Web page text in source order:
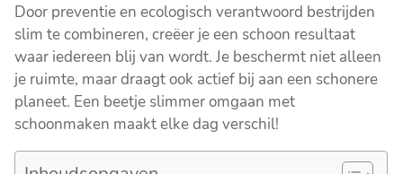
Door preventie en ecologisch verantwoord bestrijden
slim te combineren, creëer je een schoon resultaat
waar iedereen blij van wordt. Je beschermt niet alleen
je ruimte, maar draagt ook actief bij aan een schonere
planeet. Een beetje slimmer omgaan met
schoonmaken maakt elke dag verschil!